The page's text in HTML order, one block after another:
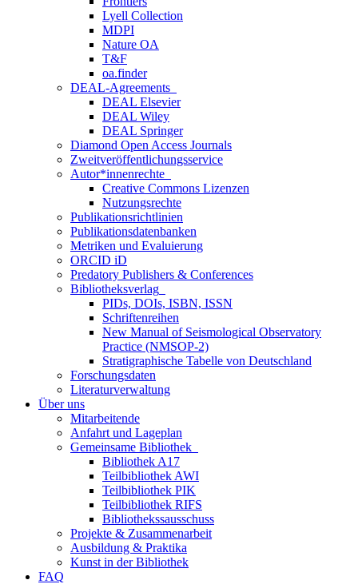
Lyell Collection
MDPI
Nature OA
T&F
oa.finder
DEAL-Agreements
DEAL Elsevier
DEAL Wiley
DEAL Springer
Diamond Open Access Journals
Zweitveröffentlichungsservice
Autor*innenrechte
Creative Commons Lizenzen
Nutzungsrechte
Publikationsrichtlinien
Publikationsdatenbanken
Metriken und Evaluierung
ORCID iD
Predatory Publishers & Conferences
Bibliotheksverlag
PIDs, DOIs, ISBN, ISSN
Schriftenreihen
New Manual of Seismological Observatory
Practice (NMSOP-2)
Stratigraphische Tabelle von Deutschland
Forschungsdaten
Literaturverwaltung
Über uns
Mitarbeitende
Anfahrt und Lageplan
Gemeinsame Bibliothek
Bibliothek A17
Teilbibliothek AWI
Teilbibliothek PIK
Teilbibliothek RIFS
Bibliothekssausschuss
Projekte & Zusammenarbeit
Ausbildung & Praktika
Kunst in der Bibliothek
FAQ